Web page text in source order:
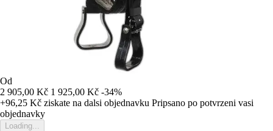
Od
2 905,00 Kč 1 925,00 Kč -34%
+96,25 Kč ziskate na dalsi objednavku Pripsano po potvrzeni vasi
objednavky
Loading...